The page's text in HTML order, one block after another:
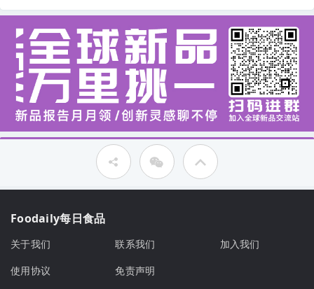
Foodaily每日食品
关于我们 联系我们
加入我们
使用协议
免责声明